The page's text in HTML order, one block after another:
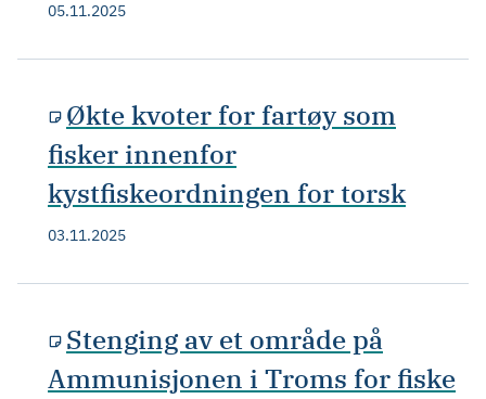
05.11.2025
Økte kvoter for fartøy som
fisker innenfor
kystfiskeordningen for torsk
03.11.2025
Stenging av et område på
Ammunisjonen i Troms for fiske